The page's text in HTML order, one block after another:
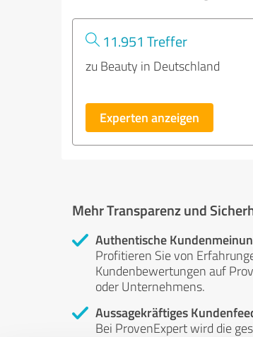
11.951 Treffer
zu Beauty in Deutschland
Experten anzeigen
Mehr Transparenz und
Authentische
Profitieren Sie von
Kundenbewertungen auf
oder Unternehmens.
Aussagekräftiges
Bei ProvenExpert wird die